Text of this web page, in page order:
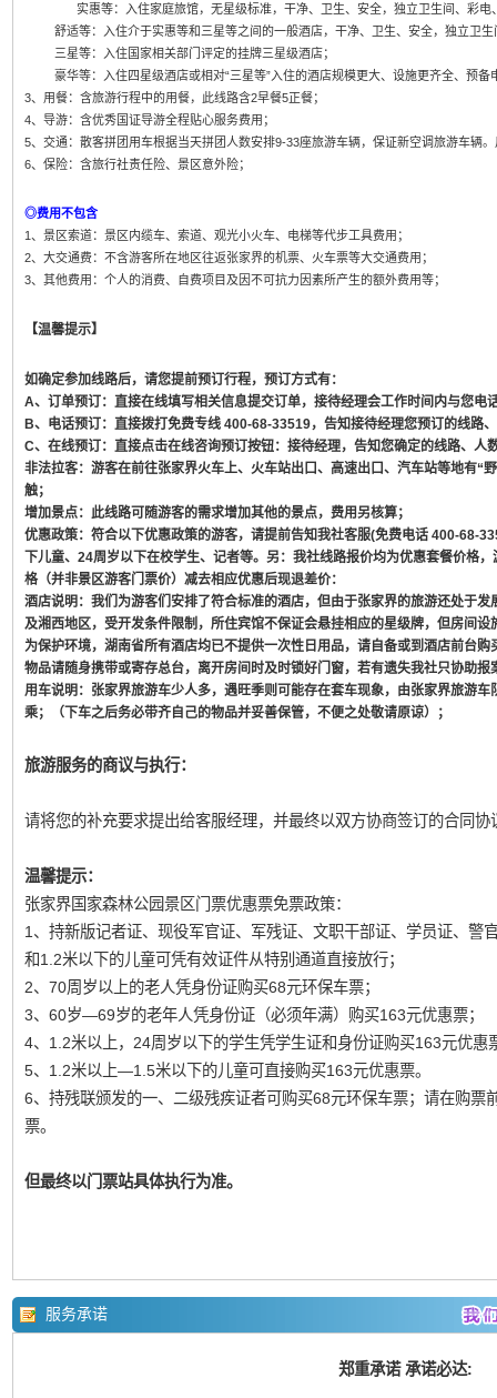
实惠等：入住家庭旅馆，无星级标准，干净、卫生、安全，独立卫生间、彩电
舒适等：入住介于实惠等和三星等之间的一般酒店，干净、卫生、安全，独立卫生
三星等：入住国家相关部门评定的挂牌三星级酒店；
豪华等：入住四星级酒店或相对“三星等”入住的酒店规模更大、设施更齐全、预备
3、用餐：含旅游行程中的用餐，此线路含2早餐5正餐；
4、导游：含优秀国证导游全程贴心服务费用；
5、交通：散客拼团用车根据当天拼团人数安排9-33座旅游车辆，保证新空调旅游车辆
6、保险：含旅行社责任险、景区意外险；
◎费用不包含
1、景区索道：景区内缆车、索道、观光小火车、电梯等代步工具费用；
2、大交通费：不含游客所在地区往返张家界的机票、火车票等大交通费用；
3、其他费用：个人的消费、自费项目及因不可抗力因素所产生的额外费用等；
【温馨提示】
如确定参加线路后，请您提前预订行程，预订方式有：
A、订单预订：直接在线填写相关信息提交订单，接待经理会工作时间内与您电
B、电话预订：直接拨打免费专线 400-68-33519，告知接待经理您预订的线路
C、在线预订：直接点击在线咨询预订按钮：接待经理，告知您确定的线路、人
非法拉客：游客在前往张家界火车上、火车站出口、高速出口、汽车站等地有“
触；
增加景点：此线路可随游客的需求增加其他的景点，费用另核算；
优惠政策：符合以下优惠政策的游客，请提前告知我社客服(免费电话 400-68-
下儿童、24周岁以下在校学生、记者等。另：我社线路报价均为优惠套餐价格
格（并非景区游客门票价）减去相应优惠后现退差价：
酒店说明：我们为游客们安排了符合标准的酒店，但由于张家界的旅游还处于
及湘西地区，受开发条件限制，所住宾馆不保证会悬挂相应的星级牌，但房间
为保护环境，湖南省所有酒店均已不提供一次性日用品，请自备或到酒店前台
物品请随身携带或寄存总台，离开房间时及时锁好门窗，若有遗失我社只协助报
用车说明：张家界旅游车少人多，遇旺季则可能存在套车现象，由张家界旅游
乘；（下车之后务必带齐自己的物品并妥善保管，不便之处敬请原谅）；
旅游服务的商议与执行：
请将您的补充要求提出给客服经理，并最终以双方协商签订的合同协
温馨提示：
张家界国家森林公园景区门票优惠票免票政策：
1、持新版记者证、现役军官证、军残证、文职干部证、学员证、警
和1.2米以下的儿童可凭有效证件从特别通道直接放行；
2、70周岁以上的老人凭身份证购买68元环保车票；
3、60岁—69岁的老年人凭身份证（必须年满）购买163元优惠票；
4、1.2米以上，24周岁以下的学生凭学生证和身份证购买163元优惠
5、1.2米以上—1.5米以下的儿童可直接购买163元优惠票。
6、持残联颁发的一、二级残疾证者可购买68元环保车票；请在购票
票。
但最终以门票站具体执行为准。
服务承诺
郑重承诺 承诺必达: